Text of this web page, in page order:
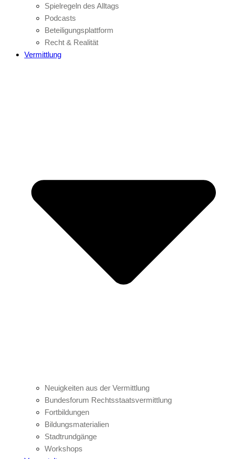
Spielregeln des Alltags
Podcasts
Beteiligungsplattform
Recht & Realität
Vermittlung
Neuigkeiten aus der Vermittlung
Bundesforum Rechtsstaatsvermittlung
Fortbildungen
Bildungsmaterialien
Stadtrundgänge
Workshops